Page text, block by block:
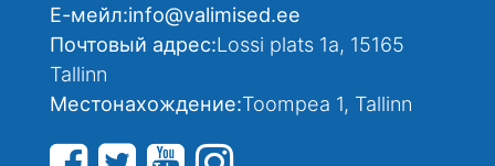
Е-мейл:info@valimised.ee
Почтовый адрес:Lossi plats 1a, 15165
Tallinn
Местонахождение:Toompea 1, Tallinn